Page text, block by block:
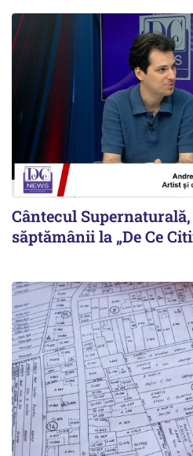
Cântecul
săptămânii la „De Ce